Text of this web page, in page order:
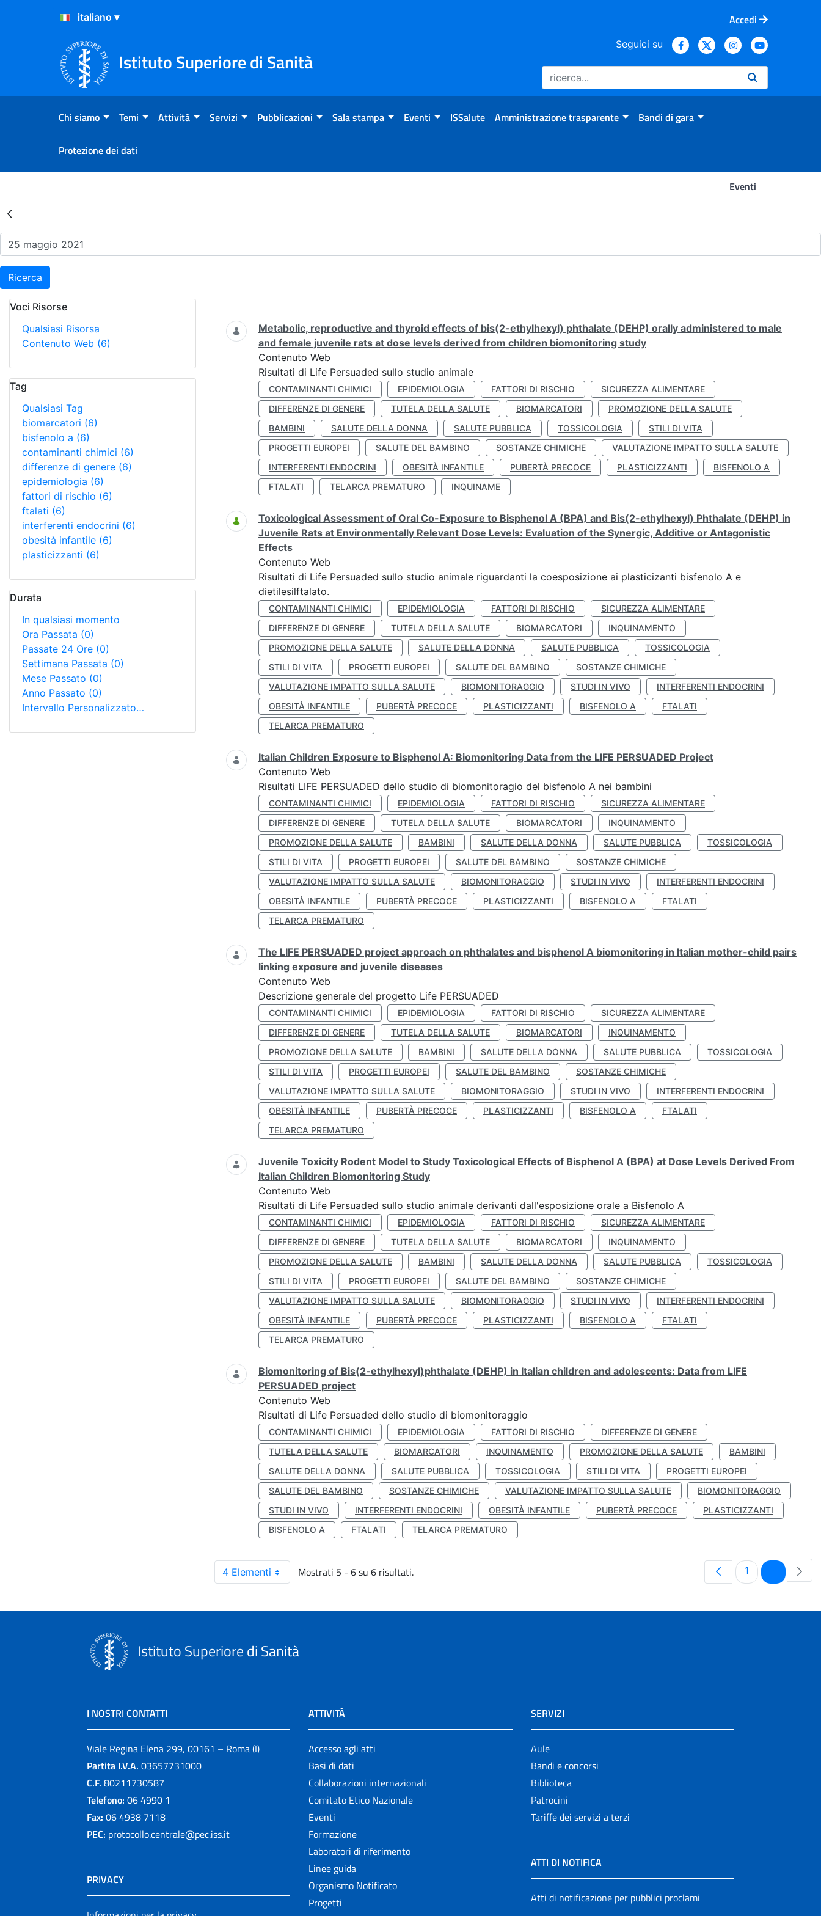
Salta al Contenuto
Salta al Footer
Accedi
Istituto Superiore di Sanità
Seguici su
Chi siamo Temi Attività Servizi Pubblicazioni Sala stampa Eventi ISSalute Amministrazione trasparente Bandi di gara
Protezione dei dati
Eventi
Risultati della Ricerca - Eventi
Ricerca
Voci Risorse
Qualsiasi Risorsa
Contenuto Web (6)
Tag
Qualsiasi Tag
biomarcatori (6)
bisfenolo a (6)
contaminanti chimici (6)
differenze di genere (6)
epidemiologia (6)
fattori di rischio (6)
ftalati (6)
interferenti endocrini (6)
obesità infantile (6)
plasticizzanti (6)
Durata
In qualsiasi momento
Ora Passata (0)
Passate 24 Ore (0)
Settimana Passata (0)
Mese Passato (0)
Anno Passato (0)
Intervallo Personalizzato…
Ricerca
Metabolic, reproductive and thyroid effects of bis(2-ethylhexyl) phthalate (DEHP) orally administered to male
and female juvenile rats at dose levels derived from children biomonitoring study
Contenuto Web
Risultati di Life Persuaded sullo studio animale
CONTAMINANTI CHIMICI EPIDEMIOLOGIA FATTORI DI RISCHIO
SICUREZZA ALIMENTARE
DIFFERENZE DI GENERE
TUTELA DELLA SALUTE BIOMARCATORI
PROMOZIONE DELLA SALUTE
BAMBINI
SALUTE DELLA DONNA SALUTE PUBBLICA TOSSICOLOGIA
STILI DI VITA
PROGETTI EUROPEI
SALUTE DEL BAMBINO SOSTANZE CHIMICHE
VALUTAZIONE IMPATTO SULLA SALUTE
INTERFERENTI ENDOCRINI
OBESITÀ INFANTILE PUBERTÀ PRECOCE PLASTICIZZANTI
BISFENOLO A
FTALATI
TELARCA PREMATURO INQUINAME
Toxicological Assessment of Oral Co-Exposure to Bisphenol A (BPA) and Bis(2-ethylhexyl) Phthalate (DEHP) in
Juvenile Rats at Environmentally Relevant Dose Levels: Evaluation of the Synergic, Additive or Antagonistic
Effects
Contenuto Web
Risultati di Life Persuaded sullo studio animale riguardanti la coesposizione ai plasticizanti bisfenolo A e
dietilesilftalato.
CONTAMINANTI CHIMICI EPIDEMIOLOGIA FATTORI DI RISCHIO
SICUREZZA ALIMENTARE
DIFFERENZE DI GENERE
TUTELA DELLA SALUTE BIOMARCATORI
INQUINAMENTO
PROMOZIONE DELLA SALUTE
SALUTE DELLA DONNA SALUTE PUBBLICA
TOSSICOLOGIA
STILI DI VITA
PROGETTI EUROPEI SALUTE DEL BAMBINO
SOSTANZE CHIMICHE
VALUTAZIONE IMPATTO SULLA SALUTE
BIOMONITORAGGIO STUDI IN VIVO
INTERFERENTI ENDOCRINI
OBESITÀ INFANTILE
PUBERTÀ PRECOCE PLASTICIZZANTI BISFENOLO A
FTALATI
TELARCA PREMATURO
Italian Children Exposure to Bisphenol A: Biomonitoring Data from the LIFE PERSUADED Project
Contenuto Web
Risultati LIFE PERSUADED dello studio di biomonitoragio del bisfenolo A nei bambini
CONTAMINANTI CHIMICI EPIDEMIOLOGIA FATTORI DI RISCHIO
SICUREZZA ALIMENTARE
DIFFERENZE DI GENERE
TUTELA DELLA SALUTE BIOMARCATORI
INQUINAMENTO
PROMOZIONE DELLA SALUTE
BAMBINI SALUTE DELLA DONNA SALUTE PUBBLICA
TOSSICOLOGIA
STILI DI VITA
PROGETTI EUROPEI SALUTE DEL BAMBINO
SOSTANZE CHIMICHE
VALUTAZIONE IMPATTO SULLA SALUTE
BIOMONITORAGGIO STUDI IN VIVO
INTERFERENTI ENDOCRINI
OBESITÀ INFANTILE
PUBERTÀ PRECOCE PLASTICIZZANTI BISFENOLO A
FTALATI
TELARCA PREMATURO
The LIFE PERSUADED project approach on phthalates and bisphenol A biomonitoring in Italian mother-child pairs
linking exposure and juvenile diseases
Contenuto Web
Descrizione generale del progetto Life PERSUADED
CONTAMINANTI CHIMICI EPIDEMIOLOGIA FATTORI DI RISCHIO
SICUREZZA ALIMENTARE
DIFFERENZE DI GENERE
TUTELA DELLA SALUTE BIOMARCATORI
INQUINAMENTO
PROMOZIONE DELLA SALUTE
BAMBINI SALUTE DELLA DONNA SALUTE PUBBLICA
TOSSICOLOGIA
STILI DI VITA
PROGETTI EUROPEI SALUTE DEL BAMBINO
SOSTANZE CHIMICHE
VALUTAZIONE IMPATTO SULLA SALUTE
BIOMONITORAGGIO STUDI IN VIVO
INTERFERENTI ENDOCRINI
OBESITÀ INFANTILE
PUBERTÀ PRECOCE PLASTICIZZANTI BISFENOLO A
FTALATI
TELARCA PREMATURO
Juvenile Toxicity Rodent Model to Study Toxicological Effects of Bisphenol A (BPA) at Dose Levels Derived From
Italian Children Biomonitoring Study
Contenuto Web
Risultati di Life Persuaded sullo studio animale derivanti dall'esposizione orale a Bisfenolo A
CONTAMINANTI CHIMICI EPIDEMIOLOGIA FATTORI DI RISCHIO
SICUREZZA ALIMENTARE
DIFFERENZE DI GENERE
TUTELA DELLA SALUTE BIOMARCATORI
INQUINAMENTO
PROMOZIONE DELLA SALUTE
BAMBINI SALUTE DELLA DONNA SALUTE PUBBLICA
TOSSICOLOGIA
STILI DI VITA
PROGETTI EUROPEI SALUTE DEL BAMBINO
SOSTANZE CHIMICHE
VALUTAZIONE IMPATTO SULLA SALUTE
BIOMONITORAGGIO STUDI IN VIVO
INTERFERENTI ENDOCRINI
OBESITÀ INFANTILE
PUBERTÀ PRECOCE PLASTICIZZANTI BISFENOLO A
FTALATI
TELARCA PREMATURO
Biomonitoring of Bis(2-ethylhexyl)phthalate (DEHP) in Italian children and adolescents: Data from LIFE
PERSUADED project
Contenuto Web
Risultati di Life Persuaded dello studio di biomonitoraggio
CONTAMINANTI CHIMICI EPIDEMIOLOGIA FATTORI DI RISCHIO
DIFFERENZE DI GENERE
TUTELA DELLA SALUTE
BIOMARCATORI INQUINAMENTO PROMOZIONE DELLA SALUTE
BAMBINI
SALUTE DELLA DONNA
SALUTE PUBBLICA TOSSICOLOGIA STILI DI VITA
PROGETTI EUROPEI
SALUTE DEL BAMBINO
SOSTANZE CHIMICHE VALUTAZIONE IMPATTO SULLA SALUTE
BIOMONITORAGGIO
STUDI IN VIVO
INTERFERENTI ENDOCRINI OBESITÀ INFANTILE PUBERTÀ PRECOCE
PLASTICIZZANTI
BISFENOLO A
FTALATI TELARCA PREMATURO
4 Elementi Mostrati 5 - 6 su 6 risultati. Pagina
1 Pagina
Istituto Superiore di Sanità
I NOSTRI CONTATTI
Viale Regina Elena 299, 00161 – Roma (I)
Partita I.V.A. 03657731000
C.F. 80211730587
Telefono: 06 4990 1
Fax: 06 4938 7118
PEC: protocollo.centrale@pec.iss.it
PRIVACY
ATTIVITÀ
Accesso agli atti
Basi di dati
Collaborazioni internazionali
Comitato Etico Nazionale
Eventi
Formazione
Laboratori di riferimento
Linee guida
Organismo Notificato
Progetti
SERVIZI
Aule
Bandi e concorsi
Biblioteca
Patrocini
Tariffe dei servizi a terzi
ATTI DI NOTIFICA
Atti di notificazione per pubblici proclami